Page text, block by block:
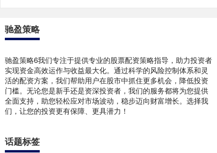
驰盈策略
驰盈策略6我们专注于提供专业的股票配资策略指导，助力投资者
实现资金高效运作与收益最大化。通过科学的风险控制体系和灵
活的配资方案，我们帮助用户在股市中抓住更多机会，降低投资
门槛。无论您是新手还是资深投资者，我们的服务都将为您提供
全面支持，助您轻松应对市场波动，稳步迈向财富增长。选择我
们，让您的投资更有保障、更具潜力！
话题标签